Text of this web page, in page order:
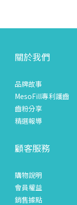
關於我們
品牌故事
MesoFill專利護齒
齒粉分享
精選報導
顧客服務
購物說明
會員權益
銷售據點